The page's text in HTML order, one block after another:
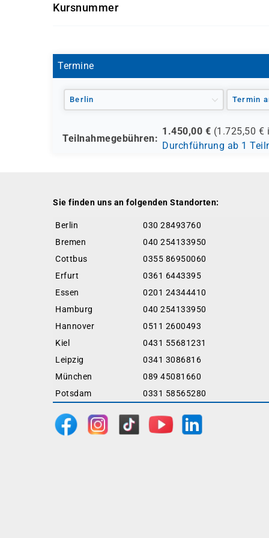
Kursnummer
Termine
Berlin Termin
Teilnahmegebühren:
1.450,00 € (1.725,50 €
Durchführung ab 1
Sie finden uns an folgenden Standorten:
Berlin
030 28493760
Bremen
040 254133950
Cottbus
0355 86950060
Erfurt
0361 6443395
Essen
0201 24344410
Hamburg
040 254133950
Hannover
0511 2600493
Kiel
0431 55681231
Leipzig
0341 3086816
München
089 45081660
Potsdam
0331 58565280